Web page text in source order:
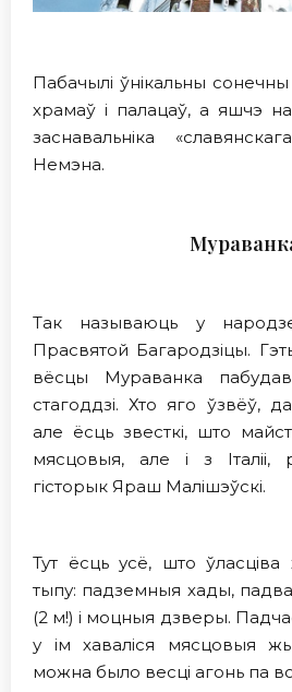
Пабачылi ўнікальны сонечны
храмаў i палацаў, а яшчэ
заснавальнiка
Немэна.
Так называюць у
Прасвятой Багародзіцы.
вёсцы Мураванка
стагоддзі. Хто яго ўзвёў,
але ёсць звесткі, што
мясцовыя, але і з Італіі,
гiсторык Яраш Малішэўскі.
Тут ёсць усё, што ўласціва
тыпу: падземныя хады,
(2 м!) і моцныя дзверы.
у ім хаваліся мясцовыя
можна было весці агонь па